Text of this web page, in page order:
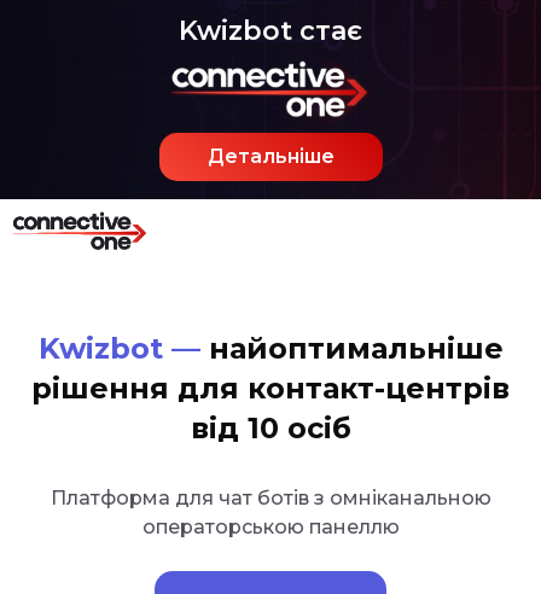
Kwizbot стає
Детальніше
Kwizbot —найоптимальніше
рішення для контакт-центрів
від 10 осіб
Платформа для чат ботів з омніканальною
операторською панеллю